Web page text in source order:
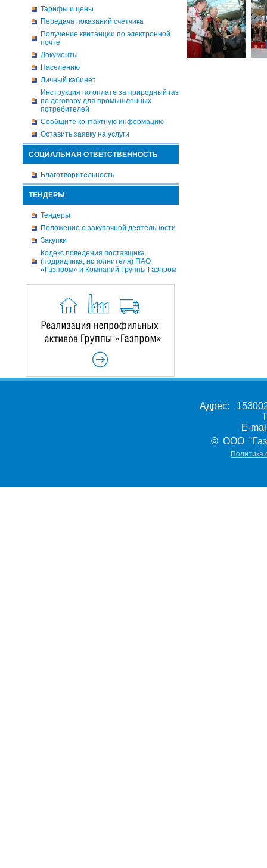
Тарифы и цены
Передача показаний счетчика
Получение квитанции по электронной
почте
Документы
Населению
Личный кабинет
Инструкция по оплате за природный газ
по договору для промышленных
потребителей
Сообщите контактную информацию
Оставить заявку на услуги
СОЦИАЛЬНАЯ ОТВЕТСТВЕННОСТЬ
Благотворительность
ТЕНДЕРЫ
Тендеры
Положение о закупочной деятельности
Закупки
Кодекс поведения поставщика
(подрядчика, исполнителя) ПАО
«Газпром» и Компаний Группы Газпром
Адрес:
E-
© ООО
Политика